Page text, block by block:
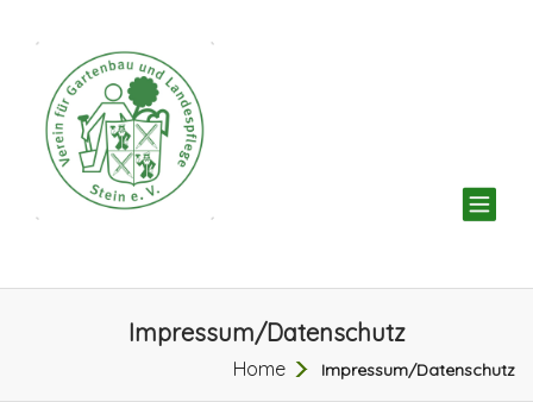
Impressum/Datenschutz
Home Impressum/Datenschutz